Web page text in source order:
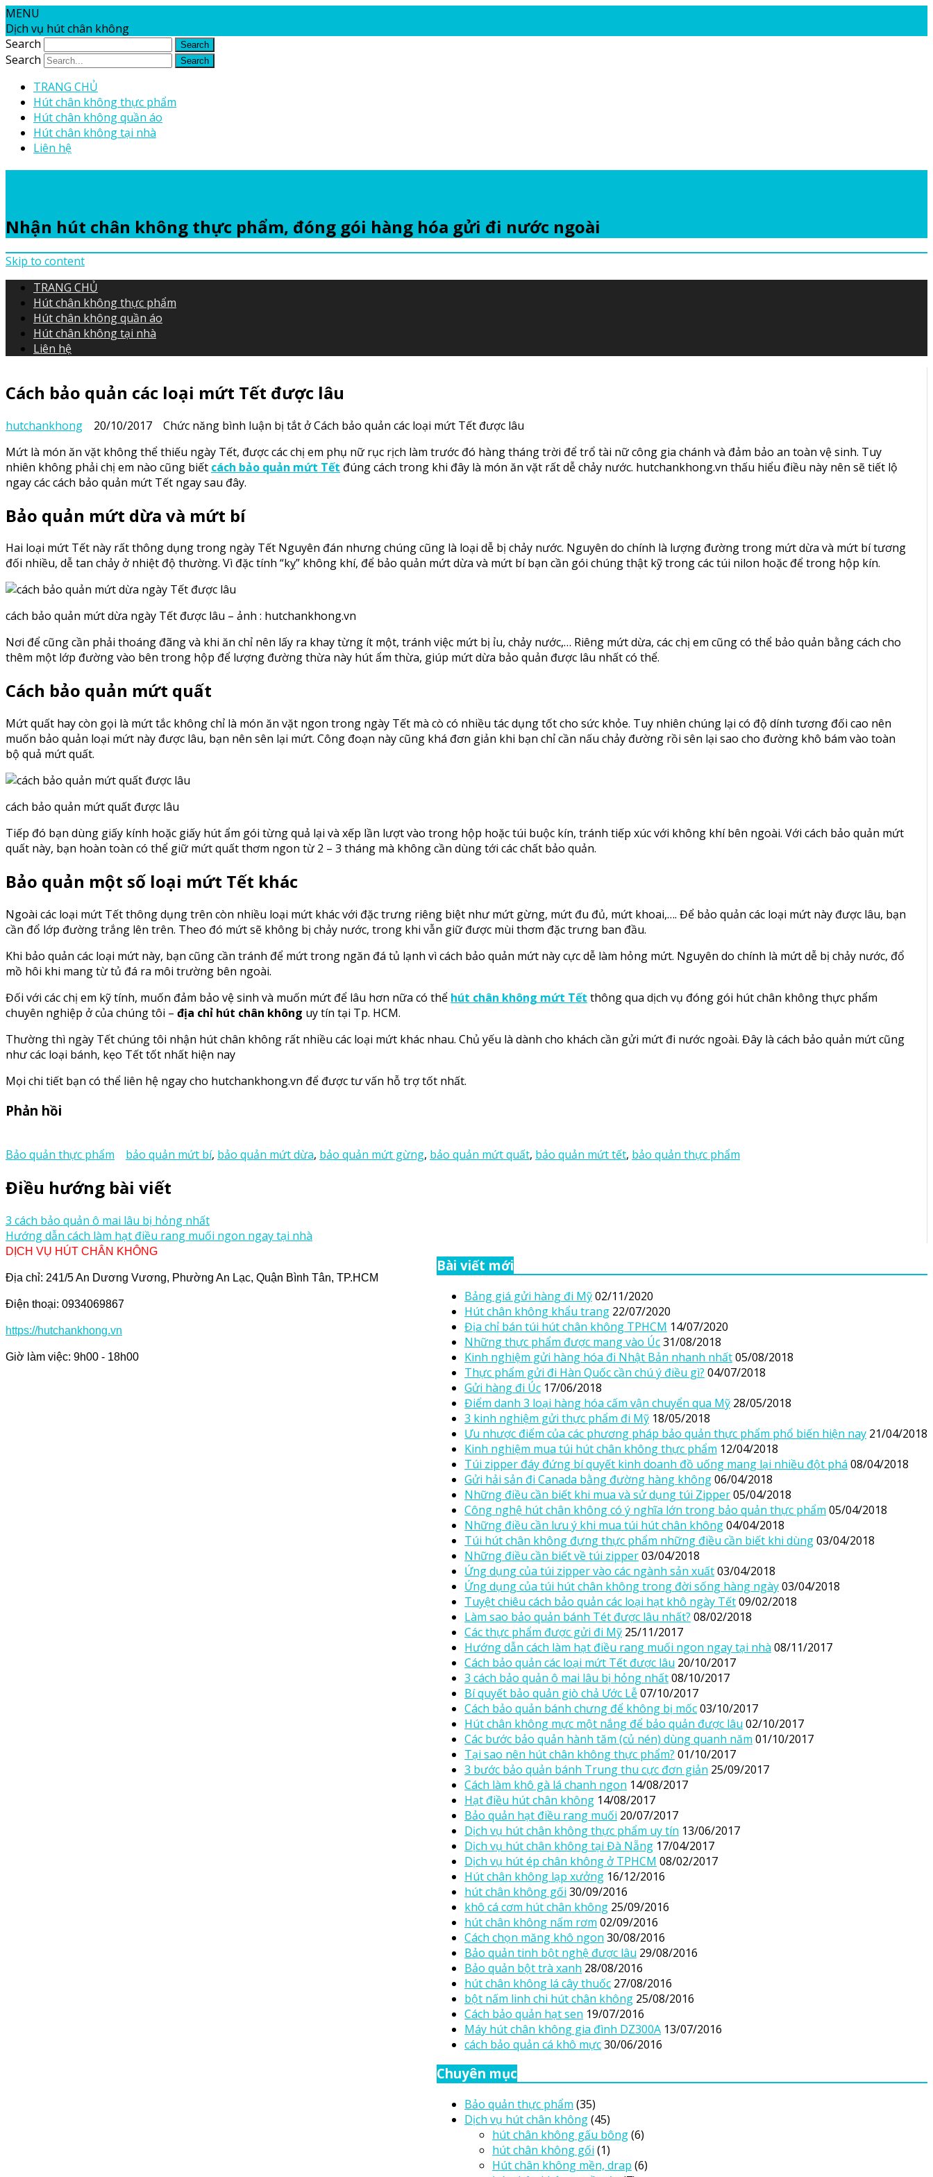
MENU
Dịch vụ hút chân không
Search
Search
TRANG CHỦ
Hút chân không thực phẩm
Hút chân không quần áo
Hút chân không tại nhà
Liên hệ
Nhận hút chân không thực phẩm, đóng gói hàng hóa gửi đi nước ngoài
Skip to content
TRANG CHỦ
Hút chân không thực phẩm
Hút chân không quần áo
Hút chân không tại nhà
Liên hệ
Cách bảo quản các loại mứt Tết được lâu
hutchankhong 20/10/2017 Chức năng bình luận bị tắt ở Cách bảo quản các loại mứt Tết được lâu
Mứt là món ăn vặt không thể thiếu ngày Tết, được các chị em phụ nữ rục rịch làm trước đó hàng tháng trời để trổ tài nữ công gia chánh và đảm bảo an toàn vệ sinh. Tuy
nhiên không phải chị em nào cũng biết cách bảo quản mứt Tết đúng cách trong khi đây là món ăn vặt rất dễ chảy nước. hutchankhong.vn thấu hiểu điều này nên sẽ tiết lộ
ngay các cách bảo quản mứt Tết ngay sau đây.
Bảo quản mứt dừa và mứt bí
Hai loại mứt Tết này rất thông dụng trong ngày Tết Nguyên đán nhưng chúng cũng là loại dễ bị chảy nước. Nguyên do chính là lượng đường trong mứt dừa và mứt bí tương
đối nhiều, dễ tan chảy ở nhiệt độ thường. Vì đặc tính “kỵ” không khí, để bảo quản mứt dừa và mứt bí bạn cần gói chúng thật kỹ trong các túi nilon hoặc để trong hộp kín.
cách bảo quản mứt dừa ngày Tết được lâu – ảnh : hutchankhong.vn
Nơi để cũng cần phải thoáng đãng và khi ăn chỉ nên lấy ra khay từng ít một, tránh việc mứt bị ỉu, chảy nước,… Riêng mứt dừa, các chị em cũng có thể bảo quản bằng cách cho
thêm một lớp đường vào bên trong hộp để lượng đường thừa này hút ẩm thừa, giúp mứt dừa bảo quản được lâu nhất có thể.
Cách bảo quản mứt quất
Mứt quất hay còn gọi là mứt tắc không chỉ là món ăn vặt ngon trong ngày Tết mà cò có nhiều tác dụng tốt cho sức khỏe. Tuy nhiên chúng lại có độ dính tương đối cao nên
muốn bảo quản loại mứt này được lâu, bạn nên sên lại mứt. Công đoạn này cũng khá đơn giản khi bạn chỉ cần nấu chảy đường rồi sên lại sao cho đường khô bám vào toàn
bộ quả mứt quất.
cách bảo quản mứt quất được lâu
Tiếp đó bạn dùng giấy kính hoặc giấy hút ẩm gói từng quả lại và xếp lần lượt vào trong hộp hoặc túi buộc kín, tránh tiếp xúc với không khí bên ngoài. Với cách bảo quản mứt
quất này, bạn hoàn toàn có thể giữ mứt quất thơm ngon từ 2 – 3 tháng mà không cần dùng tới các chất bảo quản.
Bảo quản một số loại mứt Tết khác
Ngoài các loại mứt Tết thông dụng trên còn nhiều loại mứt khác với đặc trưng riêng biệt như mứt gừng, mứt đu đủ, mứt khoai,…. Để bảo quản các loại mứt này được lâu, bạn
cần đổ lớp đường trắng lên trên. Theo đó mứt sẽ không bị chảy nước, trong khi vẫn giữ được mùi thơm đặc trưng ban đầu.
Khi bảo quản các loại mứt này, bạn cũng cần tránh để mứt trong ngăn đá tủ lạnh vì cách bảo quản mứt này cực dễ làm hỏng mứt. Nguyên do chính là mứt dễ bị chảy nước, đổ
mồ hôi khi mang từ tủ đá ra môi trường bên ngoài.
Đối với các chị em kỹ tính, muốn đảm bảo vệ sinh và muốn mứt để lâu hơn nữa có thể hút chân không mứt Tết thông qua dịch vụ đóng gói hút chân không thực phẩm
chuyên nghiệp ở của chúng tôi – địa chỉ hút chân không uy tín tại Tp. HCM.
Thường thì ngày Tết chúng tôi nhận hút chân không rất nhiều các loại mứt khác nhau. Chủ yếu là dành cho khách cần gửi mứt đi nước ngoài. Đây là cách bảo quản mứt cũng
như các loại bánh, kẹo Tết tốt nhất hiện nay
Mọi chi tiết bạn có thể liên hệ ngay cho hutchankhong.vn để được tư vấn hỗ trợ tốt nhất.
Phản hồi
Bảo quản thực phẩm bảo quản mứt bí, bảo quản mứt dừa, bảo quản mứt gừng, bảo quản mứt quất, bảo quản mứt tết, bảo quản thực phẩm
Điều hướng bài viết
3 cách bảo quản ô mai lâu bị hỏng nhất
Hướng dẫn cách làm hạt điều rang muối ngon ngay tại nhà
Bài viết mới
Bảng giá gửi hàng đi Mỹ02/11/2020
Hút chân không khẩu trang 22/07/2020
Địa chỉ bán túi hút chân không TPHCM 14/07/2020
Những thực phẩm được mang vào Úc31/08/2018
Kinh nghiệm gửi hàng hóa đi Nhật Bản nhanh nhất05/08/2018
Thực phẩm gửi đi Hàn Quốc cần chú ý điều gì? 04/07/2018
Gửi hàng đi Úc 17/06/2018
Điểm danh 3 loại hàng hóa cấm vận chuyển qua Mỹ 28/05/2018
3 kinh nghiệm gửi thực phẩm đi Mỹ 18/05/2018
Ưu nhược điểm của các phương pháp bảo quản thực phẩm phổ biến hiện nay 21/04/2018
Kinh nghiệm mua túi hút chân không thực phẩm 12/04/2018
Túi zipper đáy đứng bí quyết kinh doanh đồ uống mang lại nhiều đột phá 08/04/2018
Gửi hải sản đi Canada bằng đường hàng không06/04/2018
Những điều cần biết khi mua và sử dụng túi Zipper05/04/2018
Công nghệ hút chân không có ý nghĩa lớn trong bảo quản thực phẩm 05/04/2018
Những điều cần lưu ý khi mua túi hút chân không04/04/2018
Túi hút chân không đựng thực phẩm những điều cần biết khi dùng03/04/2018
Những điều cần biết về túi zipper03/04/2018
Ứng dụng của túi zipper vào các ngành sản xuất03/04/2018
Ứng dụng của túi hút chân không trong đời sống hàng ngày03/04/2018
Tuyệt chiêu cách bảo quản các loại hạt khô ngày Tết09/02/2018
Làm sao bảo quản bánh Tét được lâu nhất? 08/02/2018
Các thực phẩm được gửi đi Mỹ 25/11/2017
Hướng dẫn cách làm hạt điều rang muối ngon ngay tại nhà 08/11/2017
Cách bảo quản các loại mứt Tết được lâu 20/10/2017
3 cách bảo quản ô mai lâu bị hỏng nhất08/10/2017
Bí quyết bảo quản giò chả Ước Lễ07/10/2017
Cách bảo quản bánh chưng để không bị mốc03/10/2017
Hút chân không mực một nắng để bảo quản được lâu 02/10/2017
Các bước bảo quản hành tăm (củ nén) dùng quanh năm 01/10/2017
Tại sao nên hút chân không thực phẩm? 01/10/2017
3 bước bảo quản bánh Trung thu cực đơn giản 25/09/2017
Cách làm khô gà lá chanh ngon 14/08/2017
Hạt điều hút chân không 14/08/2017
Bảo quản hạt điều rang muối 20/07/2017
Dịch vụ hút chân không thực phẩm uy tín 13/06/2017
Dịch vụ hút chân không tại Đà Nẵng 17/04/2017
Dịch vụ hút ép chân không ở TPHCM 08/02/2017
Hút chân không lạp xưởng 16/12/2016
hút chân không gối 30/09/2016
khô cá cơm hút chân không 25/09/2016
hút chân không nấm rơm 02/09/2016
Cách chọn măng khô ngon 30/08/2016
Bảo quản tinh bột nghệ được lâu 29/08/2016
Bảo quản bột trà xanh 28/08/2016
hút chân không lá cây thuốc 27/08/2016
bột nấm linh chi hút chân không 25/08/2016
Cách bảo quản hạt sen 19/07/2016
Máy hút chân không gia đình DZ300A 13/07/2016
cách bảo quản cá khô mực30/06/2016
Chuyên mục
Bảo quản thực phẩm (35)
Dịch vụ hút chân không(45)
hút chân không gấu bông(6)
hút chân không gối (1)
Hút chân không mền, drap (6)
DỊCH VỤ HÚT CHÂN KHÔNG
Địa chỉ: 241/5 An Dương Vương, Phường An Lạc, Quận Bình Tân, TP.HCM
Điện thoại: 0934069867
https://hutchankhong.vn
Giờ làm việc: 9h00 - 18h00